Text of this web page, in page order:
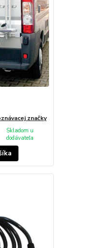
značky
Skladom u
dodávateľa